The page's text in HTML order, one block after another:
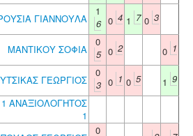
ΓΙΑΝΝΟΥΛΑ
1
6 0 4 1 7 0 3
ΜΑΝΤΙΚΟΥ ΣΟΦΙΑ
0
5 0 2 0 1
ΓΕΩΡΓΙΟΣ
0
3 0 1 0 5 1 9
ΑΝΑΞΙΟΛΟΓΗΤΟΣ
1
0